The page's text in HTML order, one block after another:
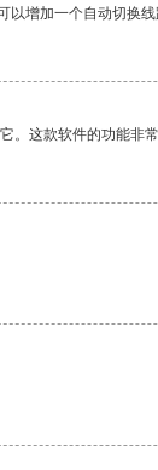
增加一个自动切换
这款软件的功能非